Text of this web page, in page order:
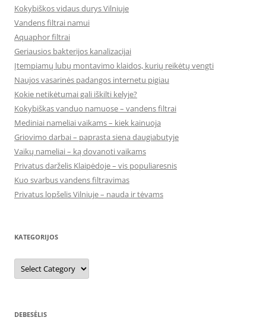
Kokybiškos vidaus durys Vilniuje
Vandens filtrai namui
Aquaphor filtrai
Geriausios bakterijos kanalizacijai
Įtempiamų lubų montavimo klaidos, kurių reikėtų vengti
Naujos vasarinės padangos internetu pigiau
Kokie netikėtumai gali iškilti kelyje?
Kokybiškas vanduo namuose – vandens filtrai
Mediniai nameliai vaikams – kiek kainuoja
Griovimo darbai – paprasta siena daugiabutyje
Vaikų nameliai – ką dovanoti vaikams
Privatus darželis Klaipėdoje – vis populiaresnis
Kuo svarbus vandens filtravimas
Privatus lopšelis Vilniuje – nauda ir tėvams
KATEGORIJOS
Kategorijos
DEBESĖLIS